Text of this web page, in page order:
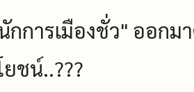
กการเมืองชั่ว" ออก
ชน์..???